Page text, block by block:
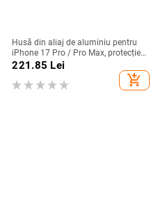
Husă din aliaj de aluminiu pentru
iPhone 17 Pro / Pro Max, protecție
anti-cădere, închidere magnetică,
turnare prin injecție, posibilitate de
personalizare
221.85 Lei
add_shopping_cart